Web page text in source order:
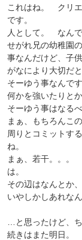
これはね。 クリ
です。
人として。 なんで
せがれ兄の幼稚園
事なんだけど、子
がなにより大切だと
そーゆう事なんです
何かを強いたりと
そーゆう事はなる
まぁ、もちろんこ
周りとコミットす
ね。
まぁ、若干。。。
は。
その辺はなんとか
いやしかしあれなん
…と思ったけど、
続きはまた明日。